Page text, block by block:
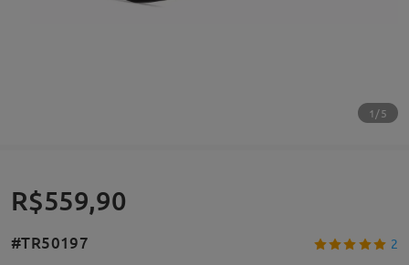
1/5
R$559,90
#TR50197 2